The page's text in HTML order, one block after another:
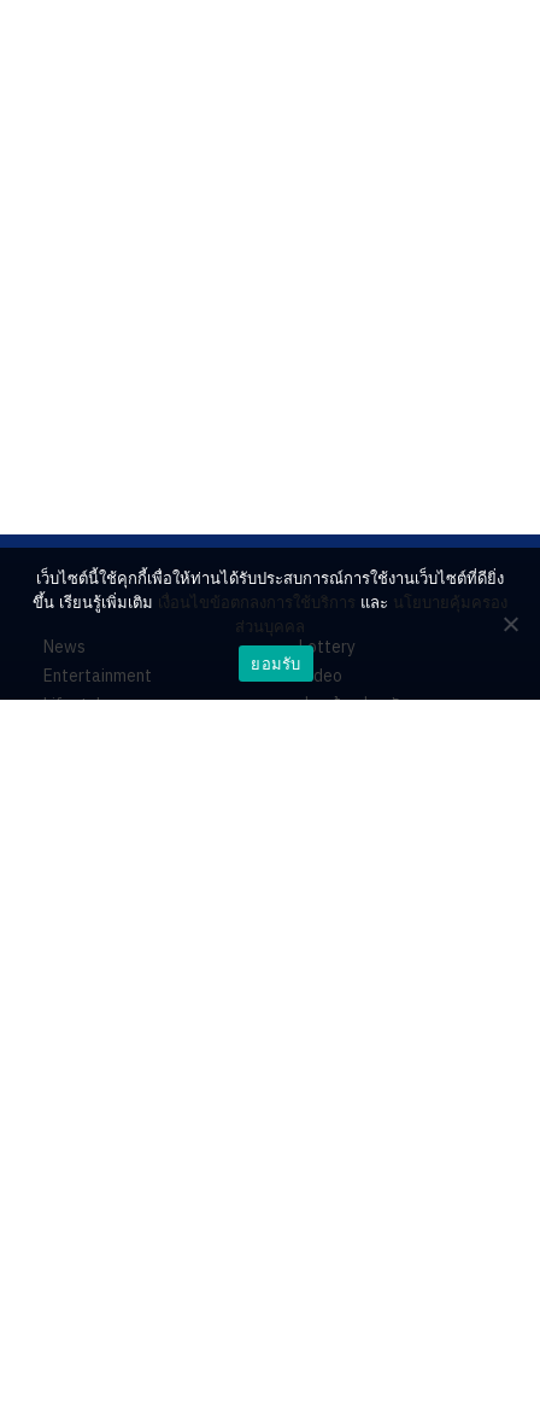
News
Entertainment
Lifestyle
Lottery
Video
ร่วมด้วยช่วยกัน
เว็บไซต์นี้ใช้คุกกี้เพื่อให้ท่านได้รับประสบการณ์การใช้งานเว็บไซต์ที่ดียิ่ง
ขึ้น เรียนรู้เพิ่มเติม เงื่อนไขข้อตกลงการใช้บริการ และ นโยบายคุ้มครอง
ส่วนบุคคล
ยอมรับ